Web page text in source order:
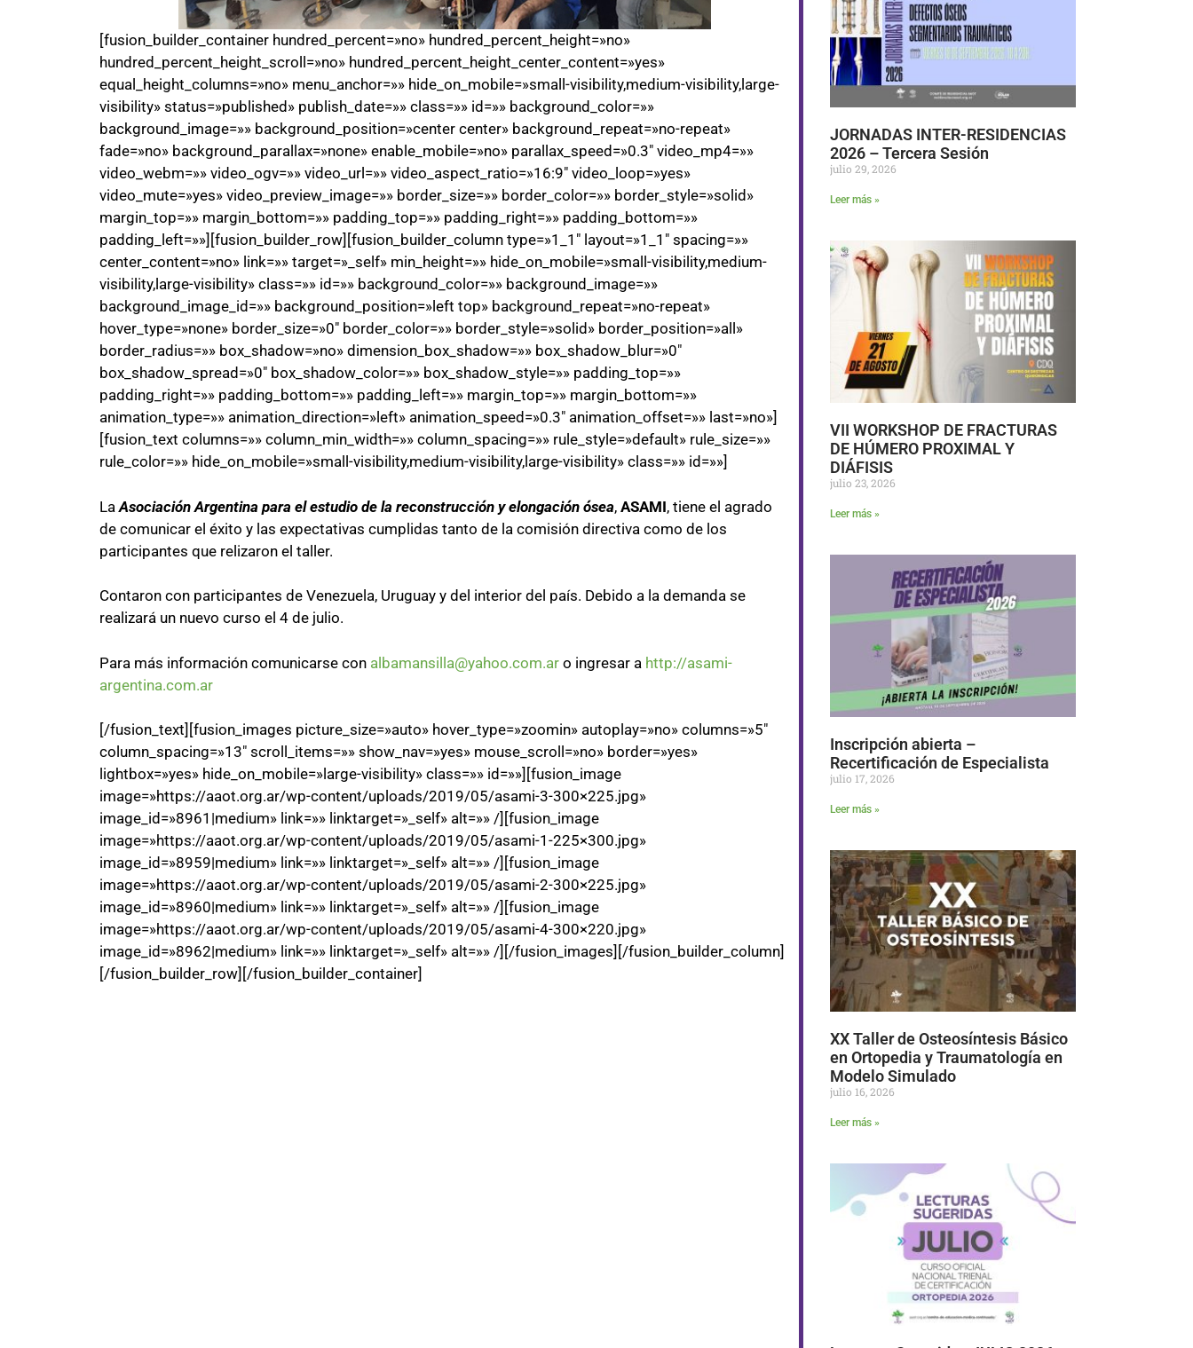
[fusion_builder_container hundred_percent=»no» hundred_percent_height=»no»
hundred_percent_height_scroll=»no» hundred_percent_height_center_content=»yes»
equal_height_columns=»no» menu_anchor=»» hide_on_mobile=»small-visibility,medium-visibility,large-
visibility» status=»published» publish_date=»» class=»» id=»» background_color=»»
background_image=»» background_position=»center center» background_repeat=»no-repeat»
fade=»no» background_parallax=»none» enable_mobile=»no» parallax_speed=»0.3″ video_mp4=»»
video_webm=»» video_ogv=»» video_url=»» video_aspect_ratio=»16:9″ video_loop=»yes»
video_mute=»yes» video_preview_image=»» border_size=»» border_color=»» border_style=»solid»
margin_top=»» margin_bottom=»» padding_top=»» padding_right=»» padding_bottom=»»
padding_left=»»][fusion_builder_row][fusion_builder_column type=»1_1″ layout=»1_1″ spacing=»»
center_content=»no» link=»» target=»_self» min_height=»» hide_on_mobile=»small-visibility,medium-
visibility,large-visibility» class=»» id=»» background_color=»» background_image=»»
background_image_id=»» background_position=»left top» background_repeat=»no-repeat»
hover_type=»none» border_size=»0″ border_color=»» border_style=»solid» border_position=»all»
border_radius=»» box_shadow=»no» dimension_box_shadow=»» box_shadow_blur=»0″
box_shadow_spread=»0″ box_shadow_color=»» box_shadow_style=»» padding_top=»»
padding_right=»» padding_bottom=»» padding_left=»» margin_top=»» margin_bottom=»»
animation_type=»» animation_direction=»left» animation_speed=»0.3″ animation_offset=»» last=»no»]
[fusion_text columns=»» column_min_width=»» column_spacing=»» rule_style=»default» rule_size=»»
rule_color=»» hide_on_mobile=»small-visibility,medium-visibility,large-visibility» class=»» id=»»]
La Asociación Argentina para el estudio de la reconstrucción y elongación ósea, ASAMI, tiene el agrado
de comunicar el éxito y las expectativas cumplidas tanto de la comisión directiva como de los
participantes que relizaron el taller.
Contaron con participantes de Venezuela, Uruguay y del interior del país. Debido a la demanda se
realizará un nuevo curso el 4 de julio.
Para más información comunicarse con albamansilla@yahoo.com.ar o ingresar a http://asami-
argentina.com.ar
[/fusion_text][fusion_images picture_size=»auto» hover_type=»zoomin» autoplay=»no» columns=»5″
column_spacing=»13″ scroll_items=»» show_nav=»yes» mouse_scroll=»no» border=»yes»
lightbox=»yes» hide_on_mobile=»large-visibility» class=»» id=»»][fusion_image
image=»https://aaot.org.ar/wp-content/uploads/2019/05/asami-3-300×225.jpg»
image_id=»8961|medium» link=»» linktarget=»_self» alt=»» /][fusion_image
image=»https://aaot.org.ar/wp-content/uploads/2019/05/asami-1-225×300.jpg»
image_id=»8959|medium» link=»» linktarget=»_self» alt=»» /][fusion_image
image=»https://aaot.org.ar/wp-content/uploads/2019/05/asami-2-300×225.jpg»
image_id=»8960|medium» link=»» linktarget=»_self» alt=»» /][fusion_image
image=»https://aaot.org.ar/wp-content/uploads/2019/05/asami-4-300×220.jpg»
image_id=»8962|medium» link=»» linktarget=»_self» alt=»» /][/fusion_images][/fusion_builder_column]
[/fusion_builder_row][/fusion_builder_container]
JORNADAS INTER-RESIDENCIAS
2026 – Tercera Sesión
julio 29, 2026
Leer más »
VII WORKSHOP DE FRACTURAS
DE HÚMERO PROXIMAL Y
DIÁFISIS
julio 23, 2026
Leer más »
Inscripción abierta –
Recertificación de Especialista
julio 17, 2026
Leer más »
XX Taller de Osteosíntesis Básico
en Ortopedia y Traumatología en
Modelo Simulado
julio 16, 2026
Leer más »